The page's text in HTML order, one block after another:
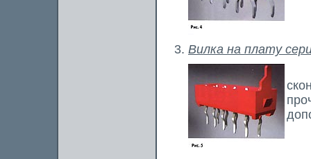
Вилка на плату